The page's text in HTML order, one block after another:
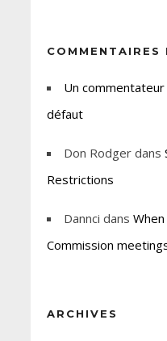
COMMENTAIRES
Un
défaut
Don Rodgerdans
Restrictions
Dannci dans
Commission
ARCHIVES